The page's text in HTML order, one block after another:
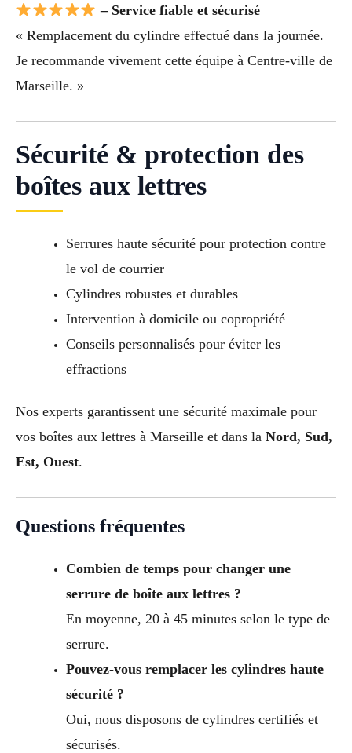
– Service fiable et sécurisé
« Remplacement du cylindre effectué dans la journée.
Je recommande vivement cette équipe à Centre-ville de
Marseille. »
Sécurité & protection des
boîtes aux lettres
Serrures haute sécurité pour protection contre
le vol de courrier
Cylindres robustes et durables
Intervention à domicile ou copropriété
Conseils personnalisés pour éviter les
effractions
Nos experts garantissent une sécurité maximale pour
vos boîtes aux lettres à Marseille et dans la Nord, Sud,
Est, Ouest.
Questions fréquentes
Combien de temps pour changer une
serrure de boîte aux lettres ?
En moyenne, 20 à 45 minutes selon le type de
serrure.
Pouvez-vous remplacer les cylindres haute
sécurité ?
Oui, nous disposons de cylindres certifiés et
sécurisés.